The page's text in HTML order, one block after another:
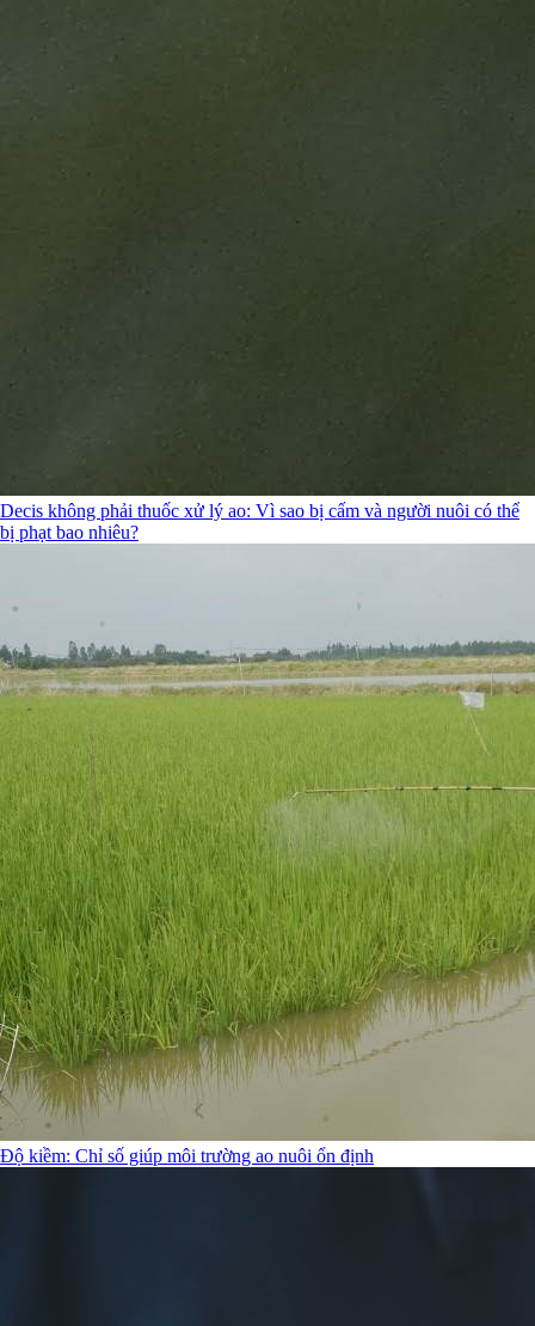
Decis không phải thuốc xử lý ao: Vì sao bị cấm và người nuôi có thể
bị phạt bao nhiêu?
Độ kiềm: Chỉ số giúp môi trường ao nuôi ổn định